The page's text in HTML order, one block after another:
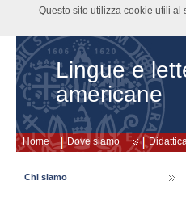
Lingue e
americane
Home Dove siamo
Chi siamo
Questo sito utilizza cookie utili